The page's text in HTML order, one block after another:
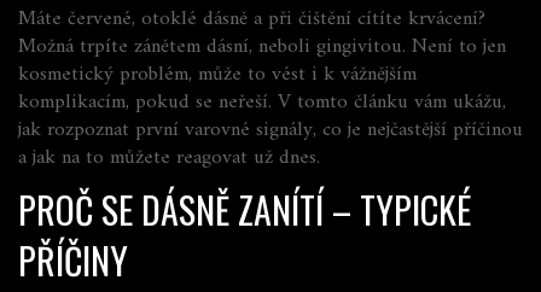
Máte červené, otoklé dásně a při čištění cítíte krvácení?
Možná trpíte zánětem dásní, neboli gingivitou. Není to jen
kosmetický problém, může to vést i k vážnějším
komplikacím, pokud se neřeší. V tomto článku vám ukážu,
jak rozpoznat první varovné signály, co je nejčastější příčinou
a jak na to můžete reagovat už dnes.
PROČ SE DÁSNĚ ZANÍTÍ – TYPICKÉ
PŘÍČINY